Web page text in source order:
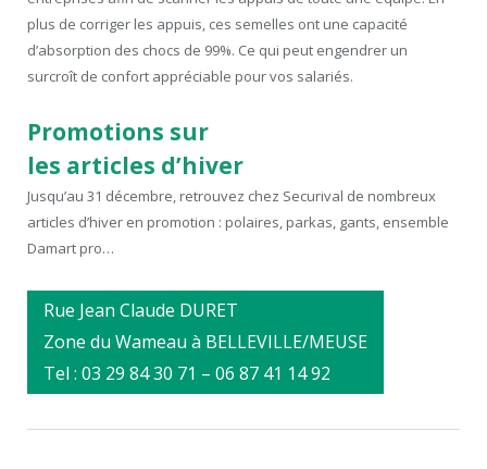
plus de corriger les appuis, ces semelles ont une capacité
d’absorption des chocs de 99%. Ce qui peut engendrer un
surcroît de confort appréciable pour vos salariés.
Promotions sur
les articles d’hiver
Jusqu’au 31 décembre, retrouvez chez Securival de nombreux
articles d’hiver en promotion : polaires, parkas, gants, ensemble
Damart pro…
Rue Jean Claude DURET
Zone du Wameau à BELLEVILLE/MEUSE
Tel : 03 29 84 30 71 – 06 87 41 14 92